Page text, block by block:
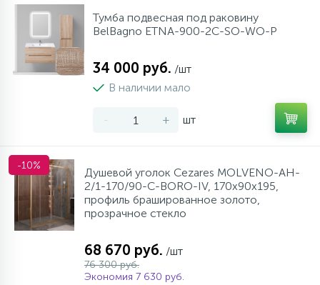
Тумба подвесная под раковину
BelBagno ETNA-900-2C-SO-WO-P
34 000 руб. /шт
В наличии мало
- + шт
-10%
Душевой уголок Cezares MOLVENO-AH-
2/1-170/90-C-BORO-IV, 170х90х195,
профиль брашированное золото,
прозрачное стекло
68 670 руб. /шт
76 300 руб.
Экономия 7 630 руб.